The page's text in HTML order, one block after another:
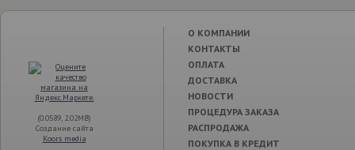
(0.0589, 2.02MB)
Создание сайта
Koors media
О КОМПАНИИ
КОНТАКТЫ
ОПЛАТА
ДОСТАВКА
НОВОСТИ
ПРОЦЕДУРА ЗАКАЗА
РАСПРОДАЖА
ПОКУПКА В КРЕДИТ